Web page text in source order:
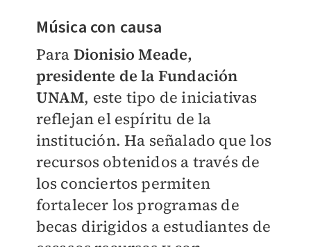
Música con causa
Para Dionisio Meade,
presidente de la Fundación
UNAM, este tipo de iniciativas
reflejan el espíritu de la
institución. Ha señalado que los
recursos obtenidos a través de
los conciertos permiten
fortalecer los programas de
becas dirigidos a estudiantes de